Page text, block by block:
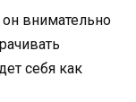
внимательно
себя как